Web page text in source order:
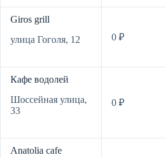
Giros grill
улица Гоголя, 12
0 ₽
Кафе водолей
Шоссейная улица,
33
0 ₽
Anatolia cafe